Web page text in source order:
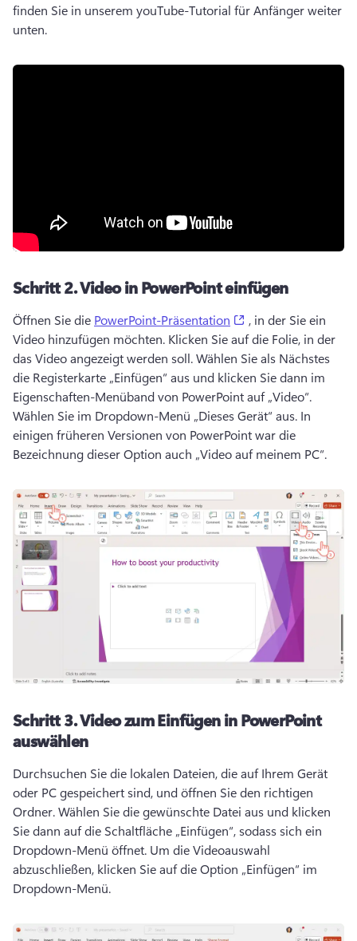
finden Sie in unserem youTube-Tutorial für Anfänger weiter
unten.
Schritt 2.Video in PowerPoint einfügen
Öffnen Sie die PowerPoint-Präsentation (opens in a new tab)
, in der Sie ein
Video hinzufügen möchten. Klicken Sie auf die Folie, in der
das Video angezeigt werden soll. Wählen Sie als Nächstes
die Registerkarte „Einfügen“ aus und klicken Sie dann im
Wählen Sie im Dropdown-Menü „Dieses Gerät“ aus. In
einigen früheren Versionen von PowerPoint war die
Bezeichnung dieser Option auch „Video auf meinem PC“.
Schritt 3.Video zum Einfügen in PowerPoint
auswählen
Durchsuchen Sie die lokalen Dateien, die auf Ihrem Gerät
oder PC gespeichert sind, und öffnen Sie den richtigen
Ordner. Wählen Sie die gewünschte Datei aus und klicken
Sie dann auf die Schaltfläche „Einfügen“, sodass sich ein
Dropdown-Menü öffnet. Um die Videoauswahl
abzuschließen, klicken Sie auf die Option „Einfügen“ im
Dropdown-Menü.